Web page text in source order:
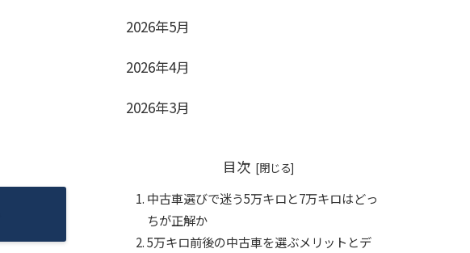
2026年5月
2026年4月
2026年3月
目次
中古車選びで迷う5万キロと7万キロはどっ
ちが正解か
5万キロ前後の中古車を選ぶメリットとデ